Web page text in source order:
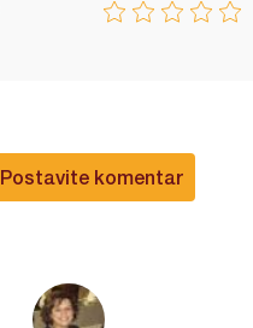
Postavite komentar